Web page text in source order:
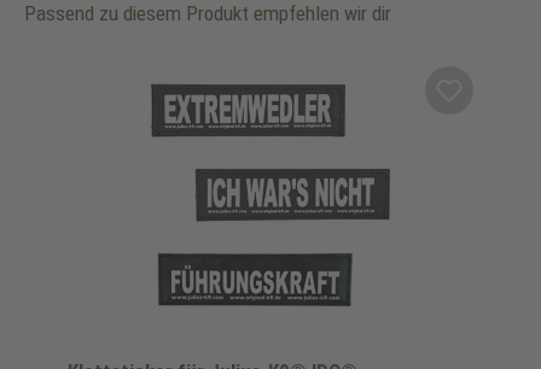
Passend zu diesem Produkt empfehlen wir dir